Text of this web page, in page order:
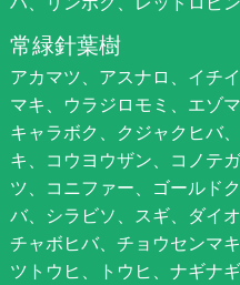
常緑針葉樹
アカマツ、アスナロ、イチ
マキ、ウラジロモミ、エゾ
キャラボク、クジャクヒバ
キ、コウヨウザン、コノテ
ツ、コニファー、ゴールド
バ、シラビソ、スギ、ダイ
チャボヒバ、チョウセンマ
ツトウヒ、トウヒ、ナギナ